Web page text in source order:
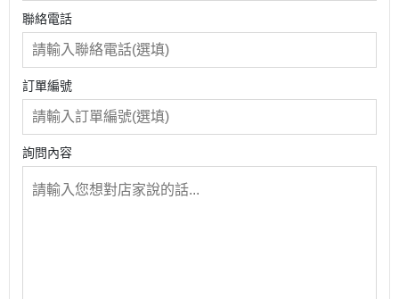
聯絡電話
訂單編號
詢問內容